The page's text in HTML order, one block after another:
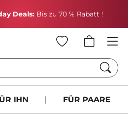
Deals: Bis zu 70 % Rabatt !
IHN | FÜR PAARE